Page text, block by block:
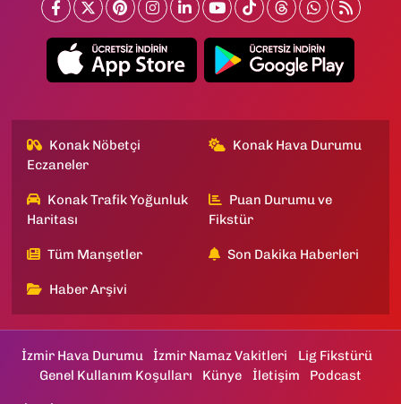
Konak Nöbetçi
Eczaneler
Konak Hava Durumu
Konak Trafik Yoğunluk
Haritası
Puan Durumu ve
Fikstür
Tüm Manşetler Son Dakika Haberleri
Haber Arşivi
İzmir Hava Durumu İzmir Namaz Vakitleri
Lig Fikstürü
Genel Kullanım Koşulları
Künye İletişim Podcast